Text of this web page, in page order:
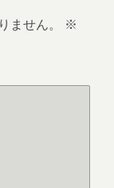
せん。
※